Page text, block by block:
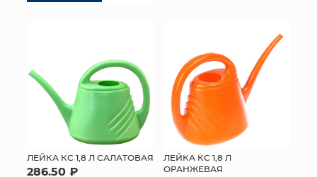
ЛЕЙКА КС 1,8 Л САЛАТОВАЯ
286.50 ₽
ЛЕЙКА КС 1,8 Л
ОРАНЖЕВАЯ